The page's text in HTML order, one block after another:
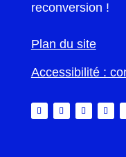
reconversion !
Plan du site
Accessibilité :